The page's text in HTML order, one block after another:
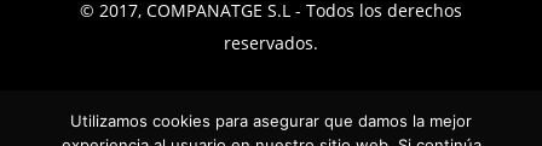
© 2017, COMPANATGE S.L - Todos los derechos
reservados.
TÉRMINOS Y CONDICIONES
Utilizamos cookies para asegurar que damos la mejor